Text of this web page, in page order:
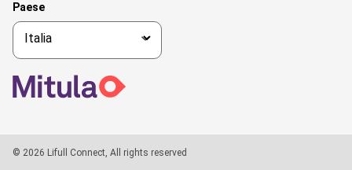
Paese
© 2026 Lifull Connect, All rights reserved